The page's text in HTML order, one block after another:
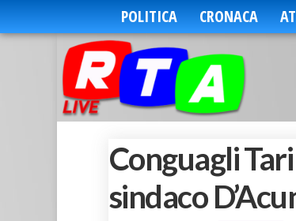
POLITICA CRONACA
Conguagli
sindaco